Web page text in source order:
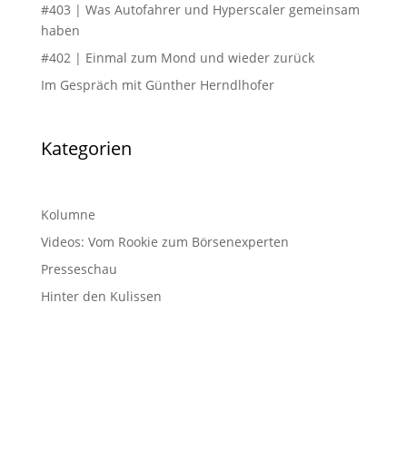
#403 | Was Autofahrer und Hyperscaler gemeinsam
haben
#402 | Einmal zum Mond und wieder zurück
Im Gespräch mit Günther Herndlhofer
Kategorien
Kolumne
Videos: Vom Rookie zum Börsenexperten
Presseschau
Hinter den Kulissen